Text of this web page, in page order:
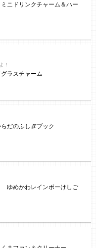
ニドリンクチャーム＆ハー
！
ラスチャーム
だのふしぎブック
めかわレインボーけしご